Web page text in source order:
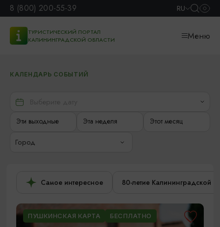
8 (800) 200-55-39 RU
ТУРИСТИЧЕСКИЙ ПОРТАЛ
КАЛИНИНГРАДСКОЙ ОБЛАСТИ
Меню
КАЛЕНДАРЬ СОБЫТИЙ
Эти выходные Эта неделя Этот месяц
Город
Самое интересное 80-летие Калининградской
ПУШКИНСКАЯ КАРТА БЕСПЛАТНО